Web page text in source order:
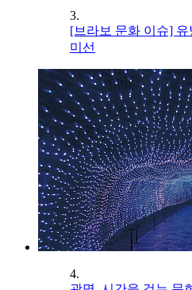
3.
[브라보 문화 이슈]
미선
4.